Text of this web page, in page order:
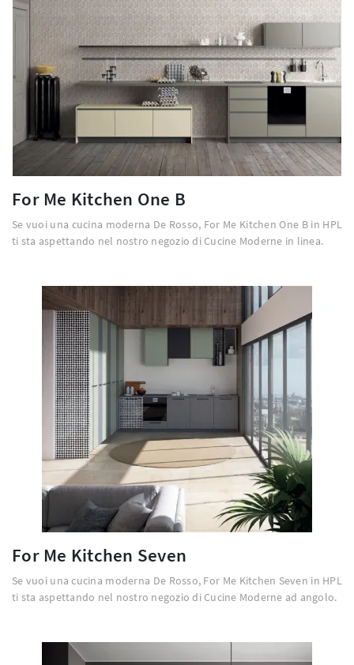
For Me Kitchen One B
Se vuoi una cucina moderna De Rosso, For Me Kitchen One B in HPL
ti sta aspettando nel nostro negozio di Cucine Moderne in linea.
For Me Kitchen Seven
Se vuoi una cucina moderna De Rosso, For Me Kitchen Seven in HPL
ti sta aspettando nel nostro negozio di Cucine Moderne ad angolo.